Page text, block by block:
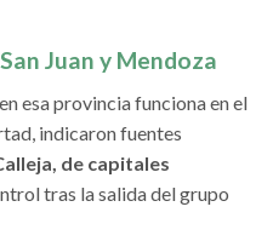
Juan y Mendoza
esa provincia funciona en el
indicaron fuentes
de capitales
tras la salida del grupo